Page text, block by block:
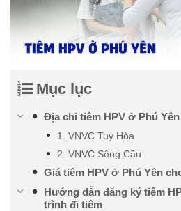
Mục lục
Địa chỉ tiêm HPV ở Phú
1. VNVC Tuy Hòa
2. VNVC Sông Cầu
Giá tiêm HPV ở Phú Yên
Hướng dẫn đăng ký tiêm
trình đi tiêm